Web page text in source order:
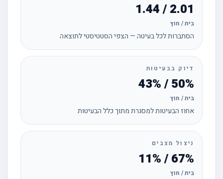
2.01 / 1.44
בית / חוץ
הסתברות לכל בעיטה — הצפי הסטטיסטי לתוצאה
דיוק בבעיטות
50% / 43%
בית / חוץ
אחוז הבעיטות למסגרת מתוך כלל הבעיטות
ניצול מצבים
67% / 11%
בית / חוץ